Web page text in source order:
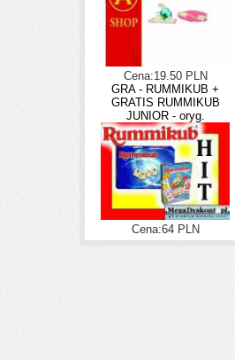
Cena:19.50 PLN
GRA - RUMMIKUB +
GRATIS RUMMIKUB
JUNIOR - oryg.
Cena:64 PLN